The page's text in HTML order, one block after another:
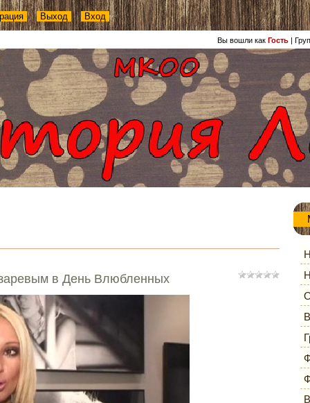
Вы вошли как Гость |
Выход Вход
в День Влюбленных